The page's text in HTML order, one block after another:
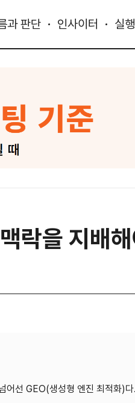
과 판단 인사이터 실
락을 지배
선 GEO(생성형 엔진 최적화)